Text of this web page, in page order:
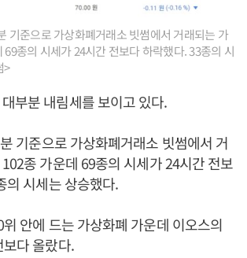
기준으로 가상화폐거래소 빗썸에서 거래되는 가
69종의 시세가 24시간 전보다 하락했다. 33종의 시
>
부분 내림세를 보이고 있다.
기준으로 가상화폐거래소 빗썸에서 거
종 가운데 69종의 시세가 24시간 전보
의 시세는 상승했다.
안에 드는 가상화폐 가운데 이오스의
다 올랐다.